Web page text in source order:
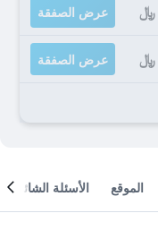
عرض الصفقة
عرض الصفقة
الموقع الأسئلة الشائعة